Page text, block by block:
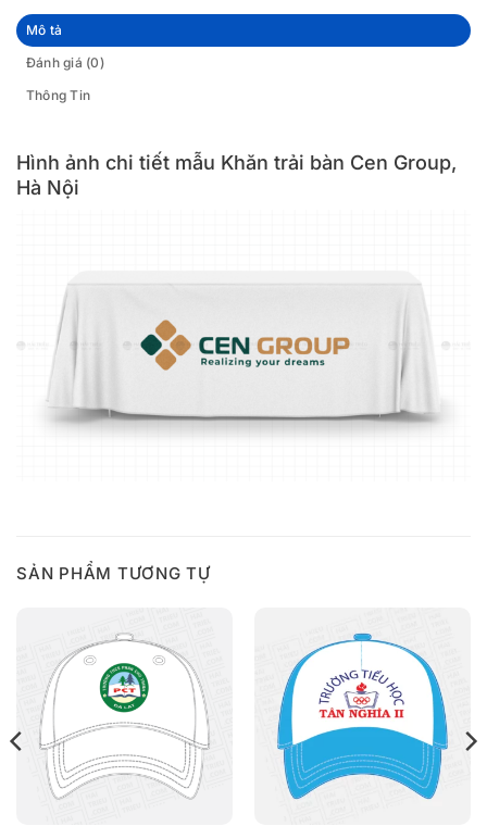
Mô tả
Đánh giá (0)
Thông Tin
Hình ảnh chi tiết mẫu Khăn trải bàn Cen Group,
Hà Nội
SẢN PHẨM TƯƠNG TỰ